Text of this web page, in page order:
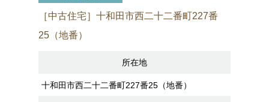
［中古住宅］十和田市西二十二番町227番
25（地番）
所在地
十和田市西二十二番町227番25（地番）